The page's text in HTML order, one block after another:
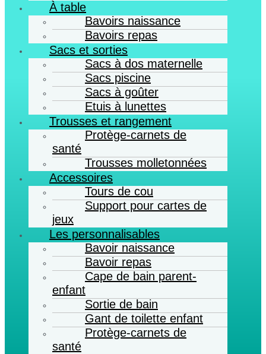
À table
Bavoirs naissance
Bavoirs repas
Sacs et sorties
Sacs à dos maternelle
Sacs piscine
Sacs à goûter
Etuis à lunettes
Trousses et rangement
Protège-carnets de
santé
Trousses molletonnées
Accessoires
Tours de cou
Support pour cartes de
jeux
Les personnalisables
Bavoir naissance
Bavoir repas
Cape de bain parent-
enfant
Sortie de bain
Gant de toilette enfant
Protège-carnets de
santé